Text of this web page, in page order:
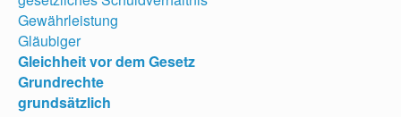
Gewährleistung
Gläubiger
Gleichheit vor dem Gesetz
Grundrechte
grundsätzlich